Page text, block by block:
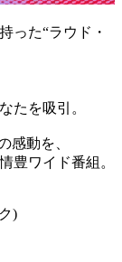
った“ラウド・
たを吸引。
感動を、
豊ワイド番組。
)